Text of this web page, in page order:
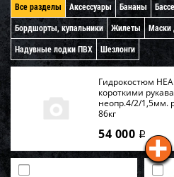
Все разделы Аксессуары Бананы
Бордшорты, купальники
Жилеты
Маски
Надувные лодки ПВХ
Шезлонги
Гидрокостюм
короткими
неопр.4/2/1,5мм.
86кг
54 000 i